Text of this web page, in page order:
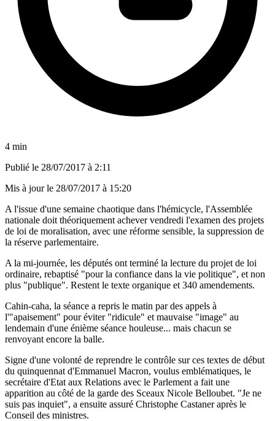
4 min
Publié le 28/07/2017 à 2:11
Mis à jour le 28/07/2017 à 15:20
A l'issue d'une semaine chaotique dans l'hémicycle, l'Assemblée
nationale doit théoriquement achever vendredi l'examen des projets
de loi de moralisation, avec une réforme sensible, la suppression de
la réserve parlementaire.
A la mi-journée, les députés ont terminé la lecture du projet de loi
ordinaire, rebaptisé "pour la confiance dans la vie politique", et non
plus "publique". Restent le texte organique et 340 amendements.
Cahin-caha, la séance a repris le matin par des appels à
l'"apaisement" pour éviter "ridicule" et mauvaise "image" au
lendemain d'une énième séance houleuse... mais chacun se
renvoyant encore la balle.
Signe d'une volonté de reprendre le contrôle sur ces textes de début
du quinquennat d'Emmanuel Macron, voulus emblématiques, le
secrétaire d'Etat aux Relations avec le Parlement a fait une
apparition au côté de la garde des Sceaux Nicole Belloubet. "Je ne
suis pas inquiet", a ensuite assuré Christophe Castaner après le
Conseil des ministres.